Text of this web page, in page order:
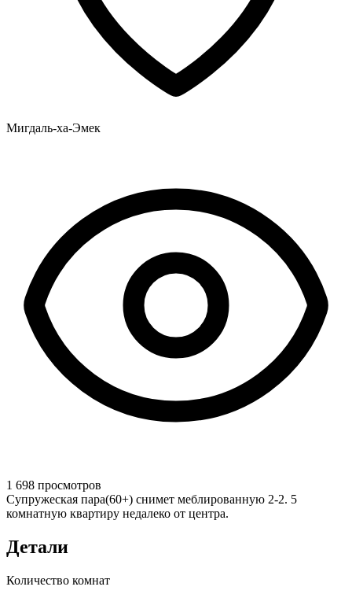
Мигдаль-ха-Эмек
1 698 просмотров
Супружеская пара(60+) снимет меблированную 2-2. 5
комнатную квартиру недалеко от центра.
Детали
Количество комнат